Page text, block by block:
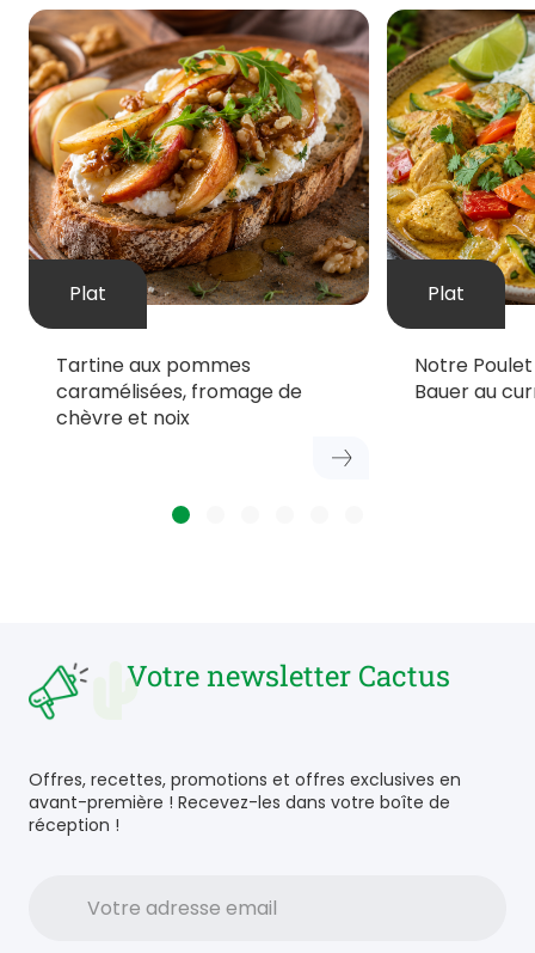
Plat
Tartine aux pommes
caramélisées, fromage de
chèvre et noix
Plat
Notre
Bauer au
Votre newsletter Cactus
Offres, recettes, promotions et offres exclusives en
avant-première ! Recevez-les dans votre boîte de
réception !
adresse